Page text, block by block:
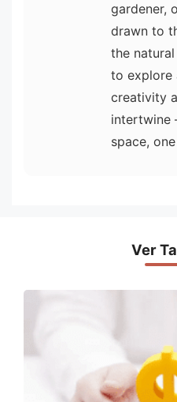
gardener,
drawn to
the
to explore
creativity
intertwine
space,
Ver